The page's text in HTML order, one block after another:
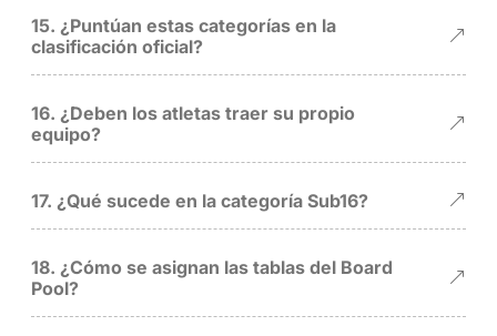
15. ¿Puntúan estas categorías en la
clasificación oficial?
16. ¿Deben los atletas traer su propio
equipo?
17. ¿Qué sucede en la categoría Sub16?
18. ¿Cómo se asignan las tablas del Board
Pool?